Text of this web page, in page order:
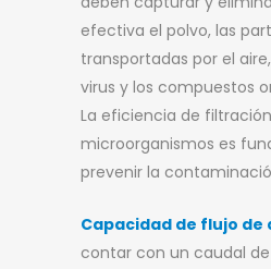
efectiva el polvo, las
transportadas por el
virus y los compuestos
La eficiencia de
microorganismos es
prevenir la
Capacidad de flujo de
contar con un caudal